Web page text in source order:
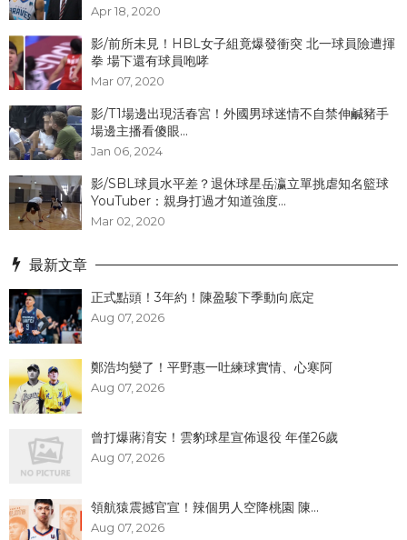
Apr 18, 2020
影/前所未見！HBL女子組竟爆發衝突 北一球員險遭揮
拳 場下還有球員咆哮
Mar 07, 2020
影/T1場邊出現活春宮！外國男球迷情不自禁伸鹹豬手
場邊主播看傻眼...
Jan 06, 2024
影/SBL球員水平差？退休球星岳瀛立單挑虐知名籃球
YouTuber：親身打過才知道強度...
Mar 02, 2020
最新文章
正式點頭！3年約！陳盈駿下季動向底定
Aug 07, 2026
鄭浩均變了！平野惠一吐練球實情、心寒阿
Aug 07, 2026
曾打爆蔣淯安！雲豹球星宣佈退役 年僅26歲
Aug 07, 2026
領航猿震撼官宣！辣個男人空降桃園 陳...
Aug 07, 2026